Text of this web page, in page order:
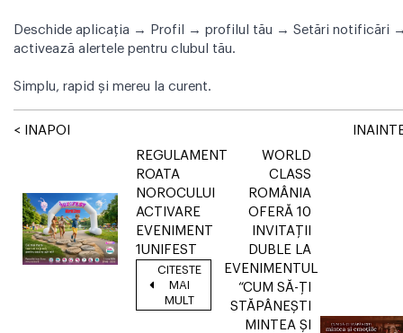
Deschide aplicația → Profil → profilul tău → Setări notificări
activează alertele pentru clubul tău.
Simplu, rapid și mereu la curent.
< INAPOI
REGULAMENT
ROATA
NOROCULUI
ACTIVARE
EVENIMENT
1UNIFEST
CITESTE
MAI
MULT
WORLD
CLASS
ROMÂNIA
OFERĂ 10
INVITAȚII
DUBLE LA
EVENIMENTUL
“CUM SĂ-ȚI
STĂPÂNEȘTI
MINTEA ȘI